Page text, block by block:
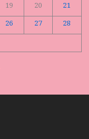
19 20
21
26 27
28